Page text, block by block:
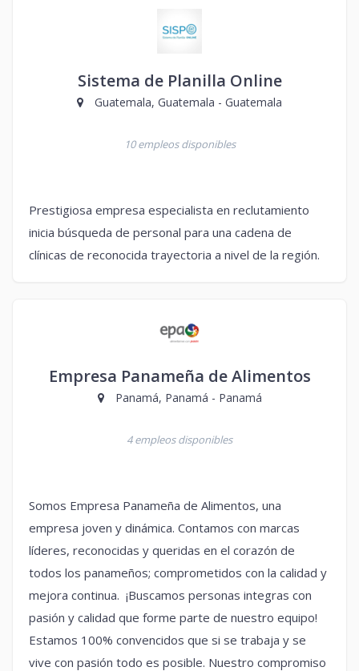
Sistema de Planilla Online
Guatemala, Guatemala - Guatemala
10 empleos disponibles
Prestigiosa empresa especialista en reclutamiento
inicia búsqueda de personal para una cadena de
clínicas de reconocida trayectoria a nivel de la región.
Empresa Panameña de Alimentos
Panamá, Panamá - Panamá
4 empleos disponibles
Somos Empresa Panameña de Alimentos, una
empresa joven y dinámica. Contamos con marcas
líderes, reconocidas y queridas en el corazón de
todos los panameños; comprometidos con la calidad y
mejora continua. ¡Buscamos personas integras con
pasión y calidad que forme parte de nuestro equipo!
Estamos 100% convencidos que si se trabaja y se
vive con pasión todo es posible. Nuestro compromiso